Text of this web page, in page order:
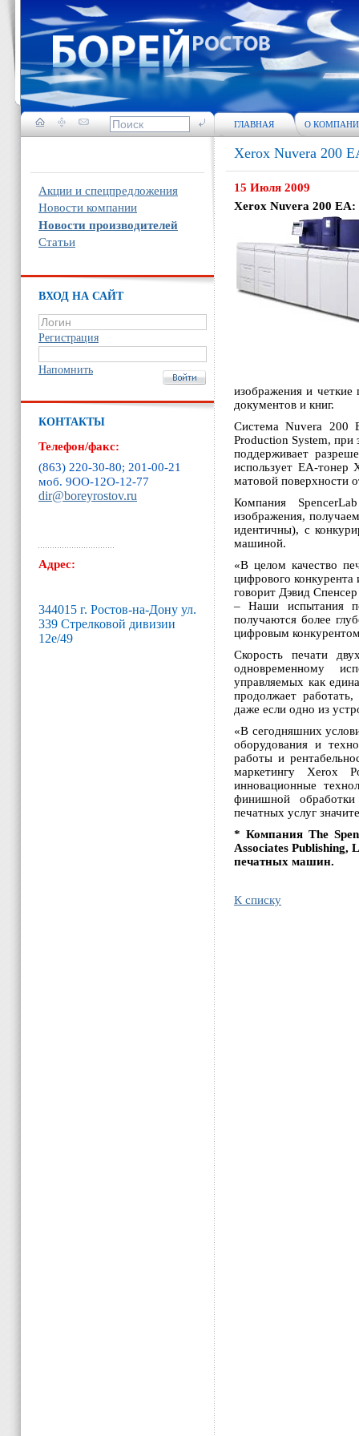
Акции и спецпредложения
Новости компании
Новости производителей
Статьи
ВХОД НА САЙТ
Регистрация
Напомнить
КОНТАКТЫ
Телефон/факс:
(863) 220-30-80; 201-00-21
моб. 9ОО-12O-12-77
dir@boreyrostov.ru
Адрес:
344015 г. Ростов-на-Дону ул.
339 Стрелковой дивизии
12е/49
ГЛАВНАЯ О
Xerox Nuvera 200
15 Июля 2009
Xerox Nuvera 200
изображения и четкие
документов и книг.
Система Nuvera 200
Production System, при
поддерживает
использует EA-тонер
матовой поверхности
Компания
изображения,
идентичны), с
машиной.
«В целом качество
цифрового конкурента
говорит Дэвид
– Наши испытания
получаются более
цифровым
Скорость печати
одновременному
управляемых как
продолжает
даже если одно из
«В сегодняшних
оборудования и
работы и
маркетингу Xerox
инновационные
финишной обработки
печатных услуг
* Компания The
Associates Publishing,
печатных машин.
К списку